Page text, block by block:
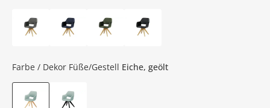
Farbe / Dekor Füße/Gestell Eiche, geölt